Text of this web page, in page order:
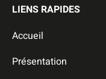
LIENS RAPIDES
Accueil
Présentation